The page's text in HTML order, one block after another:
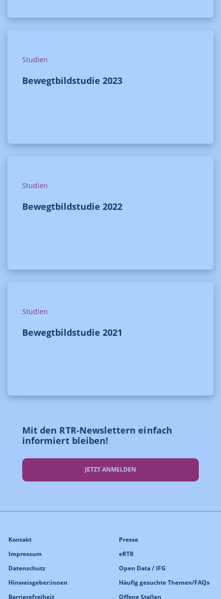
Studien
Bewegtbildstudie 2023
Studien
Bewegtbildstudie 2022
Studien
Bewegtbildstudie 2021
Mit den RTR-Newslettern einfach
informiert bleiben!
JETZT ANMELDEN
Kontakt
Impressum
Datenschutz
Hinweisgeber:innen
Barrierefreiheit
Presse
eRTR
Open Data / IFG
Häufig gesuchte Themen/FAQs
Offene Stellen